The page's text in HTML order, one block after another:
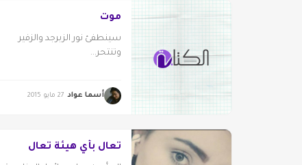
موت
سينطفئ نور الزبرجد والزفير
وتنتحر...
أسما عواد 27 مايو 2015
تعال بأي هيئة تعال